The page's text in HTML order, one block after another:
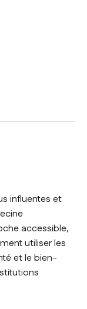
influentes et
accessible,
utiliser les
et le bien-